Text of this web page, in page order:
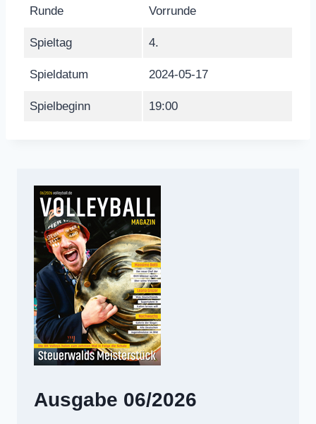
Runde Vorrunde
Spieltag 4.
Spieldatum 2024-05-17
Spielbeginn 19:00
Ausgabe 06/2026